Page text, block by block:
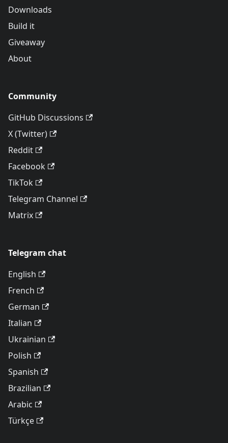
Downloads
Build it
Giveaway
About
Community
GitHub Discussions
X (Twitter)
Reddit
Facebook
TikTok
Telegram Channel
Matrix
Telegram chat
English
French
German
Italian
Ukrainian
Polish
Spanish
Brazilian
Arabic
Türkçe